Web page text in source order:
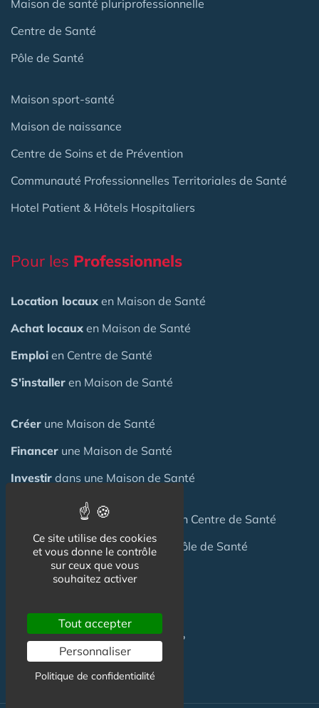
Maison de santé pluriprofessionnelle
Centre de Santé
Pôle de Santé
Maison sport-santé
Maison de naissance
Centre de Soins et de Prévention
Communauté Professionnelles Territoriales de Santé
Hotel Patient & Hôtels Hospitaliers
Pour les Professionnels
Location locaux en Maison de Santé
Achat locaux en Maison de Santé
Emploi en Centre de Santé
S'installer en Maison de Santé
Créer une Maison de Santé
Financer une Maison de Santé
Investir dans une Maison de Santé
une Maisonde Santé
ou un Centre de Santé
Terrainpour création Maison / Pôle de Santé
C'est quoi une Maison de Santé ?
Ce site utilise des cookies
et vous donne le contrôle
sur ceux que vous
souhaitez activer
Tout accepter
Personnaliser
Politique de confidentialité